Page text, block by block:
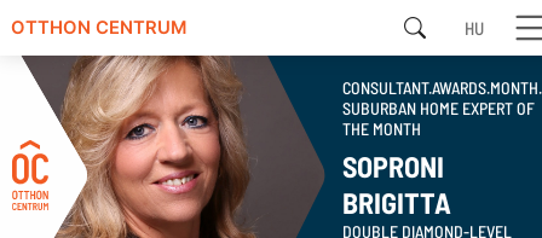
OTTHON CENTRUM HU
CONSULTANT.AWARDS.MONTH.
SUBURBAN HOME EXPERT OF
THE MONTH
SOPRONI
BRIGITTA
DOUBLE DIAMOND-LEVEL